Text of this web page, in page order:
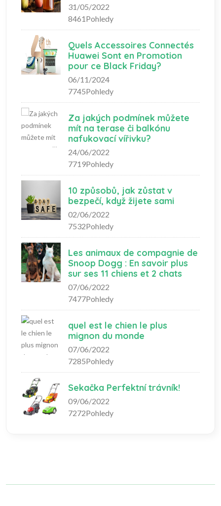
31/05/2022
8461Pohledy
Quels Accessoires Connectés
Huawei Sont en Promotion
pour ce Black Friday?
06/11/2024
7745Pohledy
Za jakých podmínek můžete
mít na terase či balkónu
nafukovací vířivku?
24/06/2022
7719Pohledy
10 způsobů, jak zůstat v
bezpečí, když žijete sami
02/06/2022
7532Pohledy
Les animaux de compagnie de
Snoop Dogg : En savoir plus
sur ses 11 chiens et 2 chats
07/06/2022
7477Pohledy
quel est le chien le plus
mignon du monde
07/06/2022
7285Pohledy
Sekačka Perfektní trávník!
09/06/2022
7272Pohledy